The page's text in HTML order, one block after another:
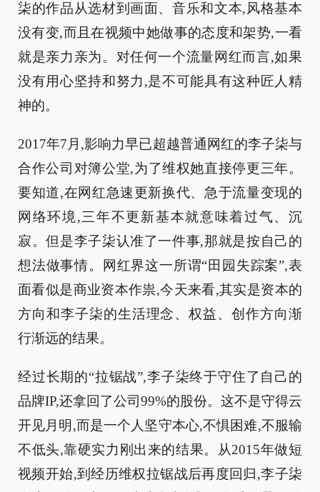
柒的作品从选材到画面、音乐和文本,风格基本
没有变,而且在视频中她做事的态度和架势,一看
就是亲力亲为。对任何一个流量网红而言,如果
没有用心坚持和努力,是不可能具有这种匠人精
神的。
2017年7月,影响力早已超越普通网红的李子柒与
合作公司对簿公堂,为了维权她直接停更三年。
要知道,在网红急速更新换代、急于流量变现的
网络环境,三年不更新基本就意味着过气、沉
寂。但是李子柒认准了一件事,那就是按自己的
想法做事情。网红界这一所谓“田园失踪案”,表
面看似是商业资本作祟,今天来看,其实是资本的
方向和李子柒的生活理念、权益、创作方向渐
行渐远的结果。
经过长期的“拉锯战”,李子柒终于守住了自己的
品牌IP,还拿回了公司99%的股份。这不是守得云
开见月明,而是一个人坚守本心,不惧困难,不服输
不低头,靠硬实力刚出来的结果。从2015年做短
视频开始,到经历维权拉锯战后再度回归,李子柒